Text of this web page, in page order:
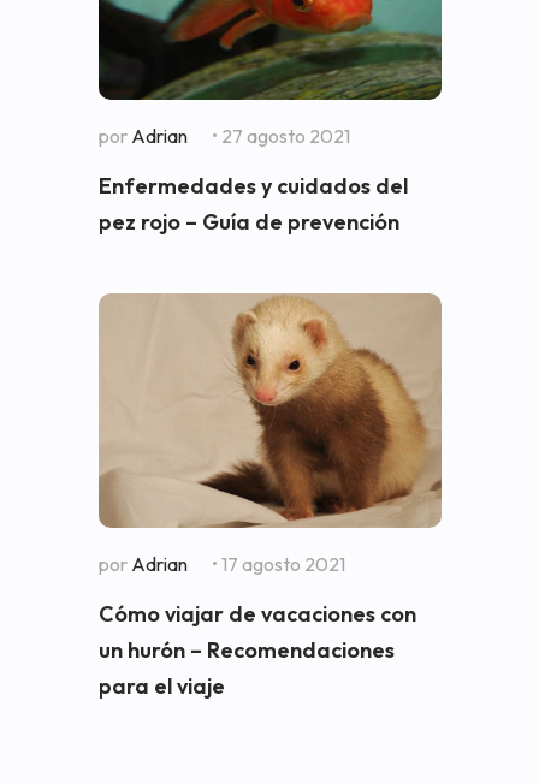
por Adrian • 27 agosto 2021
Enfermedades y cuidados del
pez rojo – Guía de prevención
por Adrian • 17 agosto 2021
Cómo viajar de vacaciones con
un hurón – Recomendaciones
para el viaje